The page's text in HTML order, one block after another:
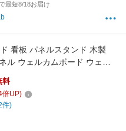
最短8/18お届け
看板 パネルスタンド 木製
ル ウェルカムボード ウェデ
ード 美術 芸術 スケッチ デッ
オフィス 会社 学校 事務用品
い 天然木 アイリスオーヤマ
料
倍UP)
件)